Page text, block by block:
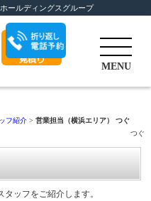
ールディングスグループ
折り返し電話予
MENU
フ紹介 >営業担当（横浜エリア） つぐ
つぐ
ッフをご紹介します。